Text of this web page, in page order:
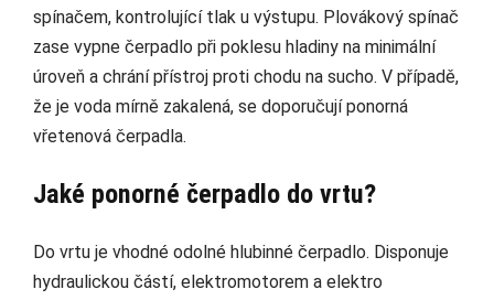
spínačem, kontrolující tlak u výstupu. Plovákový spínač
zase vypne čerpadlo při poklesu hladiny na minimální
úroveň a chrání přístroj proti chodu na sucho. V případě,
že je voda mírně zakalená, se doporučují ponorná
vřetenová čerpadla.
Jaké ponorné čerpadlo do vrtu?
Do vrtu je vhodné odolné hlubinné čerpadlo. Disponuje
hydraulickou částí, elektromotorem a elektro